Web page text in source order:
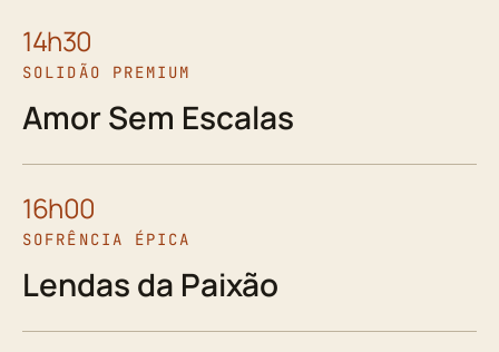
14h30
SOLIDÃO PREMIUM
Amor Sem Escalas
16h00
SOFRÊNCIA ÉPICA
Lendas da Paixão